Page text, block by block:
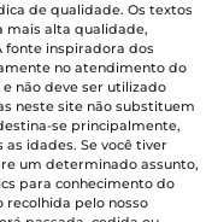
de qualidade. Os textos
mais alta qualidade,
fonte inspiradora dos
no atendimento do
não deve ser utilizado
neste site não substituem
se principalmente,
idades. Se você tiver
um determinado assunto,
para conhecimento do
recolhida pelo nosso